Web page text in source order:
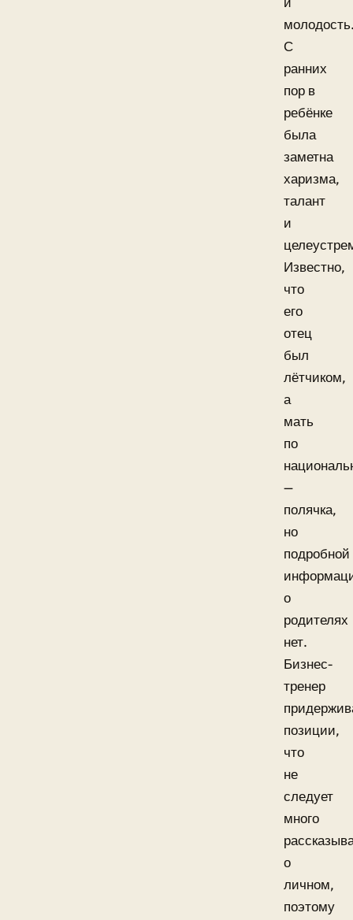
С
ранних
пор в
ребёнке
была
заметна
харизма,
талант
и
Известно,
что
его
отец
был
лётчиком,
а
мать
по
—
полячка,
но
подробной
о
родителях
нет.
Бизнес-
тренер
позиции,
что
не
следует
много
о
личном,
поэтому